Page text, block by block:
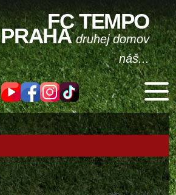
FC TEMPO
PRAHAdruhej domov
náš...